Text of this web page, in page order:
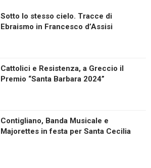
Sotto lo stesso cielo. Tracce di
Ebraismo in Francesco d’Assisi
Cattolici e Resistenza, a Greccio il
Premio “Santa Barbara 2024”
Contigliano, Banda Musicale e
Majorettes in festa per Santa Cecilia